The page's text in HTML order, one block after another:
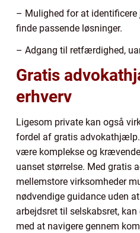
– Mulighed for at identificere
finde passende løsninger.
– Adgang til retfærdighed,
Gratis
erhverv
Ligesom private kan også
fordel af gratis
være komplekse og
uanset størrelse. Med gratis
mellemstore virksomheder
nødvendige guidance uden
arbejdsret til selskabsret,
med at navigere gennem